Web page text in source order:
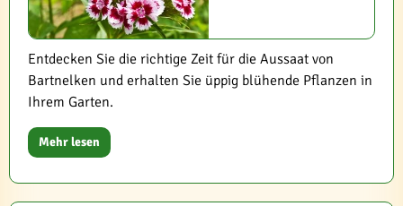
Entdecken Sie die richtige Zeit für die Aussaat von
Bartnelken und erhalten Sie üppig blühende Pflanzen in
Ihrem Garten.
Mehr lesen